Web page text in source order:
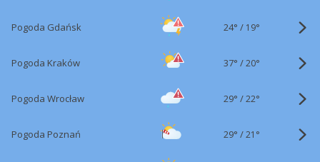
Pogoda Gdańsk 24° / 19°
Pogoda Kraków 37° /20°
Pogoda Wrocław 29° /22°
Pogoda Poznań 29° /21°